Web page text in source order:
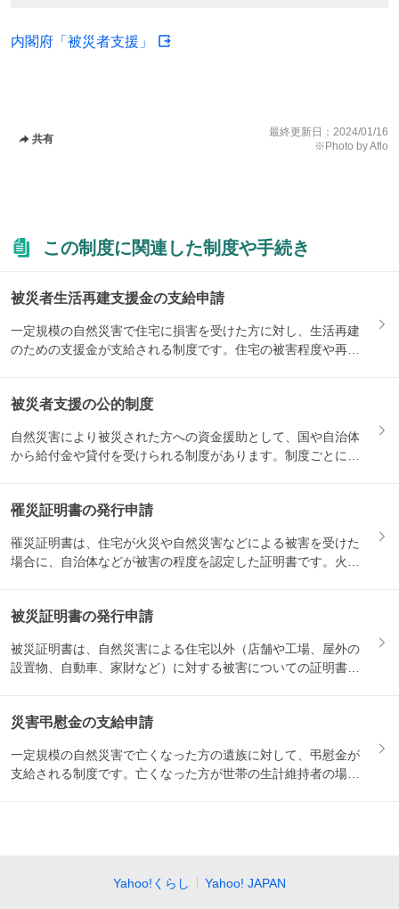
内閣府「被災者支援」
共有
最終更新日： 2024/01/16
※Photo by Aflo
この制度に関連した制度や手続き
被災者生活再建支援金の支給申請
一定規模の自然災害で住宅に損害を受けた方に対し、生活再建
のための支援金が支給される制度です。住宅の被害程度や再建
被災者支援の公的制度
自然災害により被災された方への資金援助として、国や自治体
から給付金や貸付を受けられる制度があります。制度ごとに対
罹災証明書の発行申請
罹災証明書は、住宅が火災や自然災害などによる被害を受けた
場合に、自治体などが被害の程度を認定した証明書です。火災
被災証明書の発行申請
被災証明書は、自然災害による住宅以外（店舗や工場、屋外の
設置物、自動車、家財など）に対する被害についての証明書で
災害弔慰金の支給申請
一定規模の自然災害で亡くなった方の遺族に対して、弔慰金が
支給される制度です。亡くなった方が世帯の生計維持者の場合
Yahoo!くらし Yahoo! JAPAN